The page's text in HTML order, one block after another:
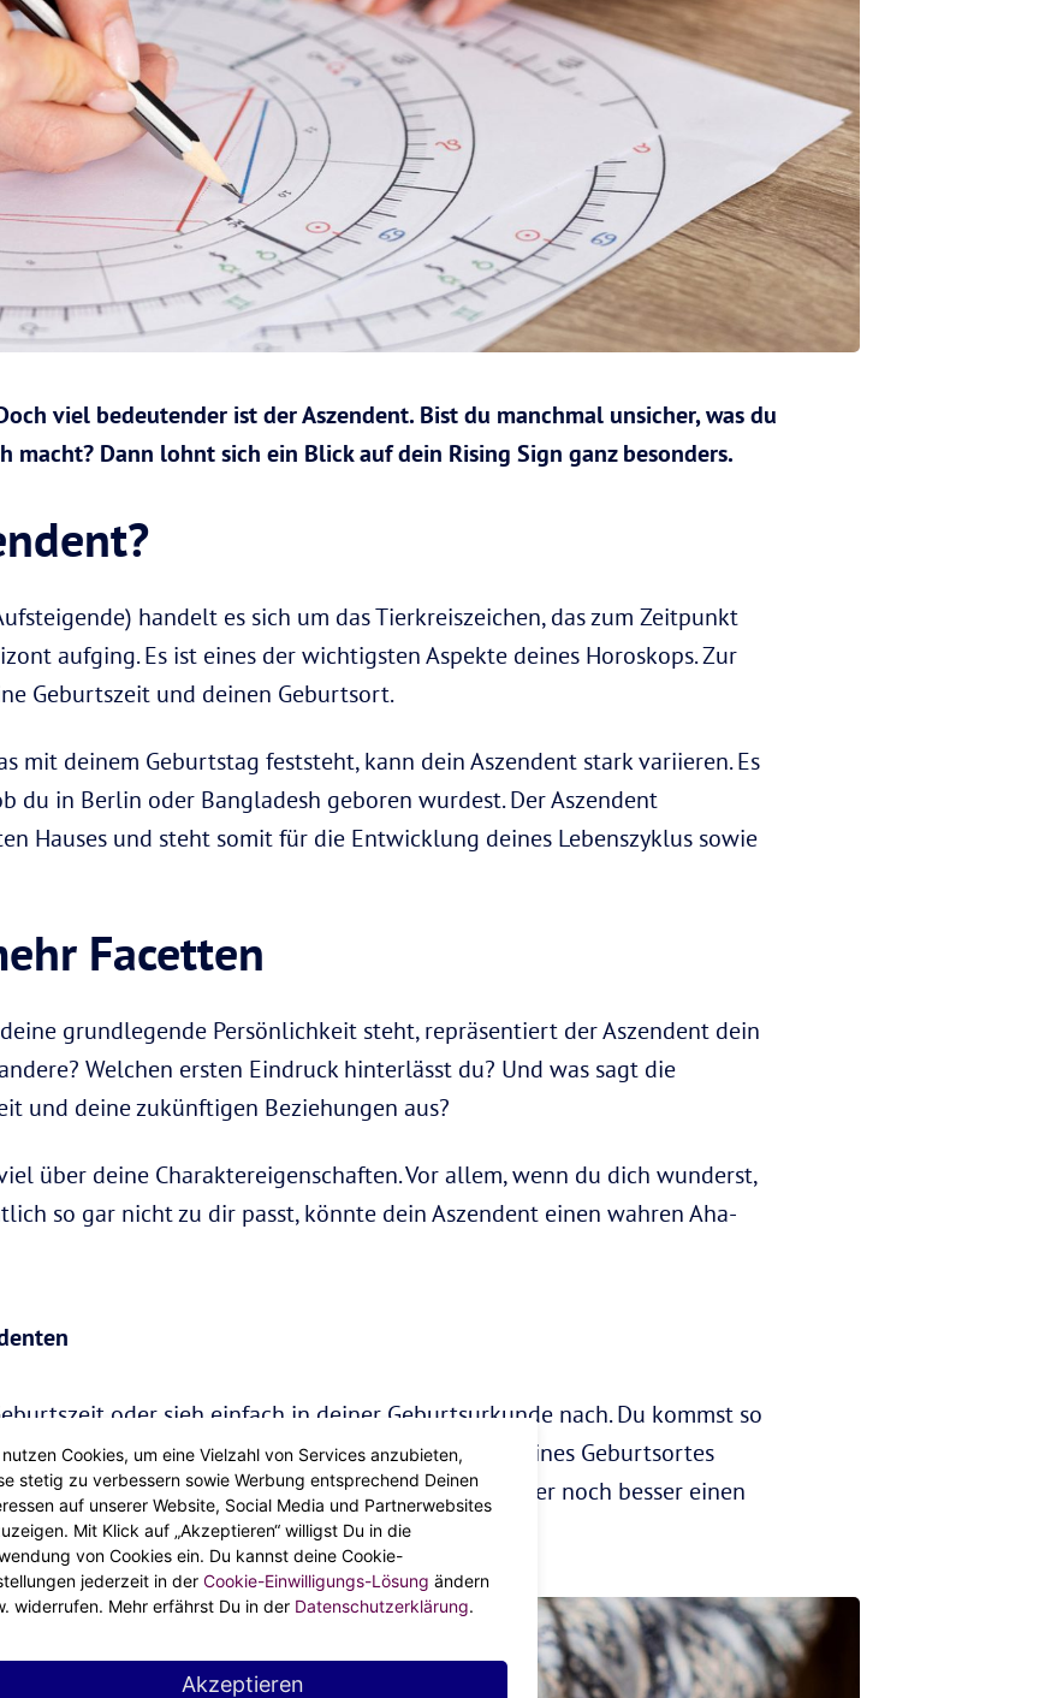
viel bedeutender ist der Aszendent. Bist du manchmal unsicher, was du
macht? Dann lohnt sich ein Blick auf dein Rising Sign ganz besonders.
handelt es sich um das Tierkreiszeichen, das zum Zeitpunkt
aufging. Es ist eines der wichtigsten Aspekte deines Horoskops. Zur
Geburtszeit und deinen Geburtsort.
mit deinem Geburtstag feststeht, kann dein Aszendent stark variieren. Es
du in Berlin oder Bangladesh geboren wurdest. Der Aszendent
Hauses und steht somit für die Entwicklung deines Lebenszyklus sowie
Facetten
grundlegende Persönlichkeit steht, repräsentiert der Aszendent dein
Welchen ersten Eindruck hinterlässt du? Und was sagt die
und deine zukünftigen Beziehungen aus?
über deine Charaktereigenschaften. Vor allem, wenn du dich wunderst,
so gar nicht zu dir passt, könnte dein Aszendent einen wahren Aha-
oder sieh einfach in deiner Geburtsurkunde nach. Du kommst so
kannst du dieses Detail über das Standesamt deines Geburtsortes
du ganz gut mit einem Online Tool machen oder noch besser einen
Cookies, um eine Vielzahl von Services anzubieten,
stetig zu verbessern sowie Werbung entsprechend Deinen
auf unserer Website, Social Media und Partnerwebsites
Mit Klick auf „Akzeptieren“ willigst Du in die
von Cookies ein. Du kannst deine Cookie-
jederzeit in der Cookie-Einwilligungs-Lösung ändern
widerrufen. Mehr erfährst Du in der Datenschutzerklärung.
Akzeptieren